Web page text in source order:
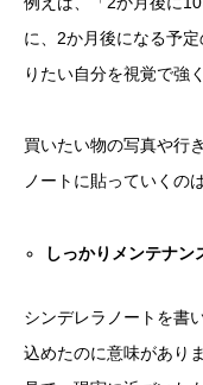
に、2か月後になる予
りたい自分を視覚で強
買いたい物の写真や行
ノートに貼っていくの
しっかりメンテナン
シンデレラノートを書
込めたのに意味があり